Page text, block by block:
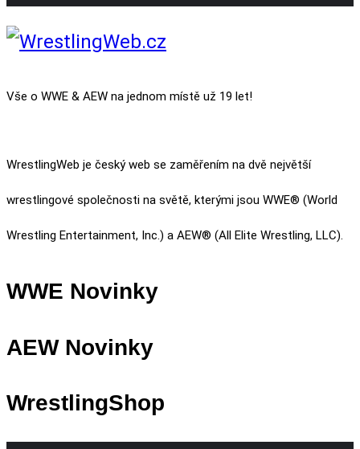
Vše o WWE & AEW na jednom místě už 19 let!
WrestlingWeb je český web se zaměřením na dvě největší
wrestlingové společnosti na světě, kterými jsou WWE® (World
Wrestling Entertainment, Inc.) a AEW® (All Elite Wrestling, LLC).
WWE Novinky
AEW Novinky
WrestlingShop